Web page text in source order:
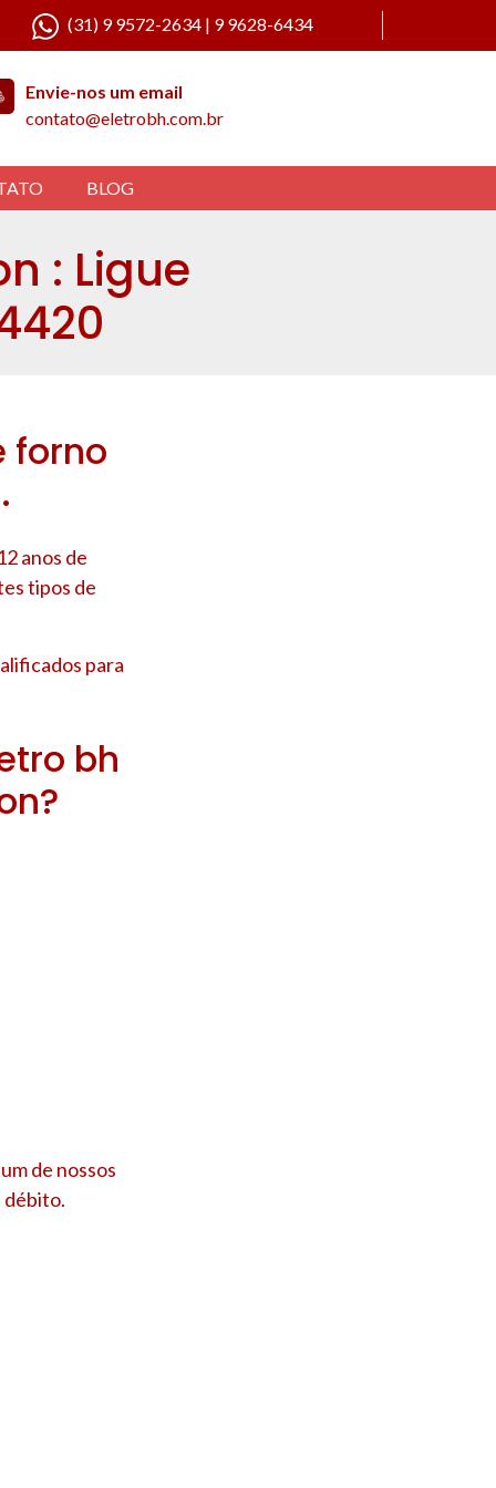
(31) 9 9572-2634 | 9 9628-6434
Envie-nos um email
contato@eletrobh.com.br
BLOG
: Ligue
forno
anos de
tipos de
para
bh
de nossos
débito.